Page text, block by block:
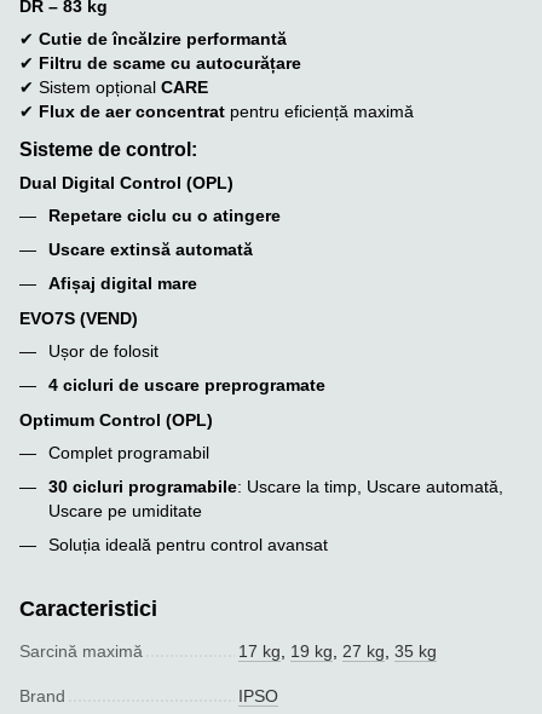
DR – 83 kg
✔ Cutie de încălzire performantă
✔ Filtru de scame cu autocurățare
✔ Sistem opțional CARE
✔ Flux de aer concentrat pentru eficiență maximă
Sisteme de control:
Dual Digital Control (OPL)
Repetare ciclu cu o atingere
Uscare extinsă automată
Afișaj digital mare
EVO7S (VEND)
Ușor de folosit
4 cicluri de uscare preprogramate
Optimum Control (OPL)
Complet programabil
30 cicluri programabile: Uscare la timp, Uscare automată,
Uscare pe umiditate
Soluția ideală pentru control avansat
Caracteristici
Sarcină maximă 17 kg, 19 kg, 27 kg, 35 kg
Brand IPSO